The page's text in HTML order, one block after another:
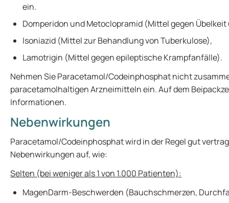
ein.
Domperidon und Metoclopramid (Mittel gegen
Isoniazid (Mittel zur Behandlung von Tuberkulose),
Lamotrigin (Mittel gegen epileptische Krampfanfälle).
Nehmen Sie Paracetamol/Codeinphosphat nicht
paracetamolhaltigen Arzneimitteln ein. Auf dem
Informationen.
Nebenwirkungen
Paracetamol/Codeinphosphat wird in der Regel gut
Nebenwirkungen auf, wie:
Selten (bei weniger als 1 von 1.000 Patienten):
MagenDarm-Beschwerden (Bauchschmerzen,